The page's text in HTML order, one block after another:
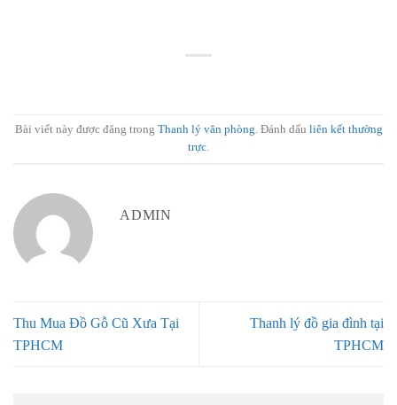
Bài viết này được đăng trong Thanh lý văn phòng. Đánh dấu liên kết thường
trực.
ADMIN
Thu Mua Đồ Gỗ Cũ Xưa Tại
TPHCM
Thanh lý đồ gia đình tại
TPHCM